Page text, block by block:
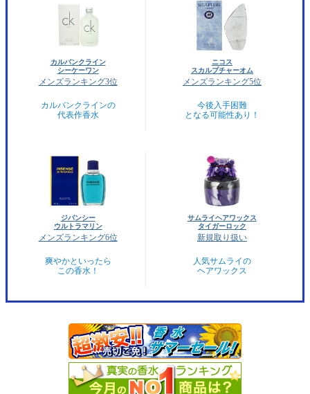
カルバンクライン
シーケーワン
メンズランキング3位
カルバンクラインの
代表作香水
ニコス
スカルプチャーオム
メンズランキング5位
今後入手困難
となる可能性あり！
ジバンシー
ウルトラマリン
メンズランキング6位
爽やかといったら
この香水！
サムライヘアワックス
タイガーロック
新規取り扱い
人気サムライの
ヘアワックス